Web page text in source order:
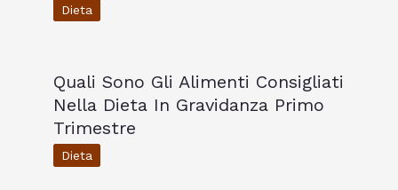
Dieta
Quali Sono Gli Alimenti Consigliati
Nella Dieta In Gravidanza Primo
Trimestre
Dieta